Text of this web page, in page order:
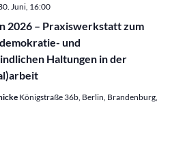
2026 – Praxiswerkstatt zum
und
Haltungen in der
Juni, 16:00
Königstraße 36b, Berlin, Brandenburg,